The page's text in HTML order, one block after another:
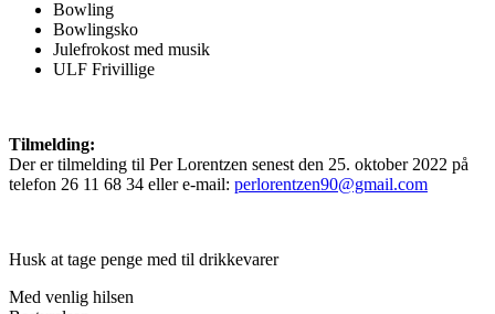
Bowling
Bowlingsko
Julefrokost med musik
ULF Frivillige
Tilmelding:
Der er tilmelding til Per Lorentzen senest den 25. oktober 2022 på
telefon 26 11 68 34 eller e-mail: perlorentzen90@gmail.com
Husk at tage penge med til drikkevarer
Med venlig hilsen